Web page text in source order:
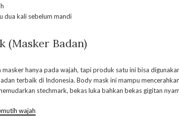
dua kali sebelum mandi
(Masker Badan)
masker hanya pada wajah, tapi produk satu ini bisa
terbaik di Indonesia. Body mask ini mampu
stechmark, bekas luka bahkan bekas gigitan
wajah